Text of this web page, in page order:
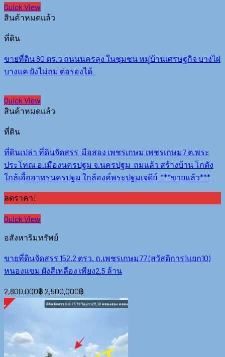
Quick View
สินค้าหมดแล้ว
ที่ดิน
ขายที่ดิน 80 ตร.ว ถนนนครลุง ในชุมชน หมู่บ้านเศรษฐกิจ บางไผ่
บางแค ยังไม่ถม ต่อรองได้
Quick View
สินค้าหมดแล้ว
ที่ดิน
ที่ดินเปล่า ที่ดินจัดสรร มือสอง เพชรเกษม เพชรเกษม7 ต.พระ
ประโทณ อ.เมืองนครปฐม จ.นครปฐม ถมแล้ว สร้างบ้าน โกดัง
ใกล้เอื้ออาทรนครปฐม ใกล้องค์พระปฐมเจดีย์ ***ขายแล้ว***
ลดราคา!
Quick View
อสังหาริมทรัพย์
ขายที่ดินจัดสรร 152.2 ตรว. ถ.เพชรเกษม77 (สวัสดิการ1แยก10)
หนองแขม ผังสีเหลือง เพียง2.5 ล้าน
2,800,000฿2,500,000฿